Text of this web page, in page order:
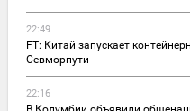
22:49
FT: Китай запускает
Севморпути
22:16